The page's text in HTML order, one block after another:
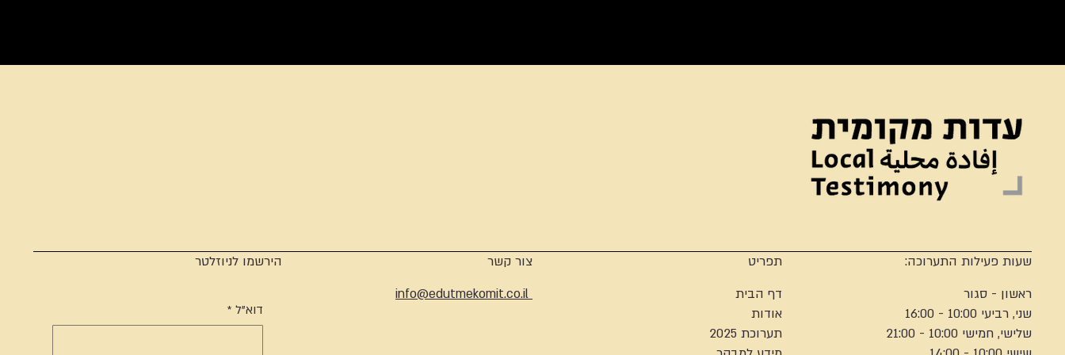
שעות פעילות התערוכה:
ראשון - סגור
שני, רביעי 10:00 - 16:00
שלישי, חמישי 10:00 - 21:00
תפריט
דף הבית
אודות
תערוכת 2025
צור קשר
info@edutmekomit.co.il
הירשמו לניוזלטר
דוא"ל *